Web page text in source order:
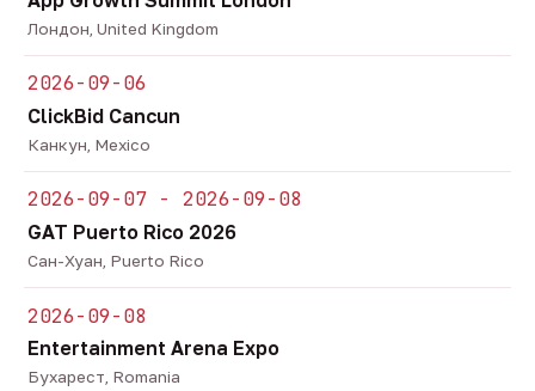
Лондон, United Kingdom
2026-09-06
ClickBid Cancun
Канкун, Mexico
2026-09-07 - 2026-09-08
GAT Puerto Rico 2026
Сан-Хуан, Puerto Rico
2026-09-08
Entertainment Arena Expo
Бухарест, Romania